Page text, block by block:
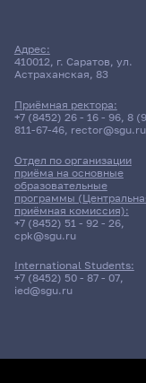
Адрес:
410012, г. Саратов, ул.
Астраханская, 83
Приёмная ректора:
+7 (8452) 26 - 16 - 96, 8
811-67-46, rector@sgu.ru
Отдел по организации
приёма на основные
образовательные
программы
приёмная комиссия):
+7 (8452) 51 - 92 - 26,
cpk@sgu.ru
International Students:
+7 (8452) 50 - 87 - 07,
ied@sgu.ru